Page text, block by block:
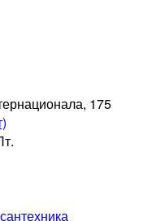
175